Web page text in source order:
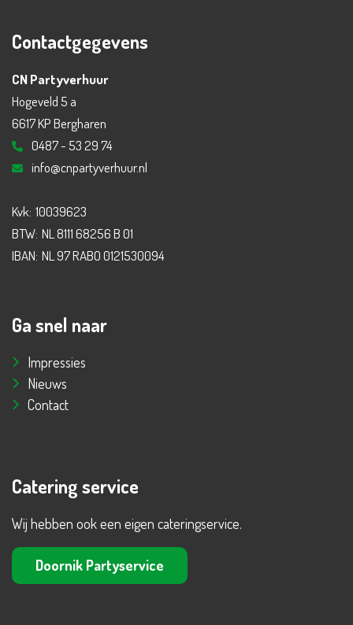
Contactgegevens
CN Partyverhuur
Hogeveld 5 a
6617 KP Bergharen
0487 - 53 29 74
info@cnpartyverhuur.nl
Kvk: 10039623
BTW: NL 8111 68256 B 01
IBAN: NL 97 RABO 0121530094
Ga snel naar
Impressies
Nieuws
Contact
Catering service
Wij hebben ook een eigen cateringservice.
Doornik Partyservice